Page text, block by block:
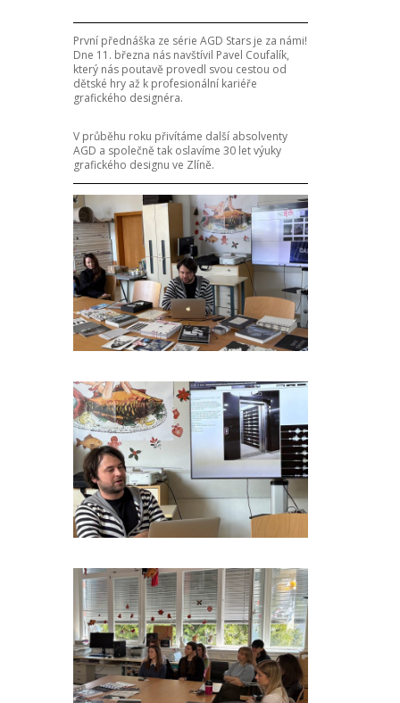
První přednáška ze série AGD Stars je za námi!
Dne 11. března nás navštívil Pavel Coufalík,
který nás poutavě provedl svou cestou od
dětské hry až k profesionální kariéře
grafického designéra.
V průběhu roku přivítáme další absolventy
AGD a společně tak oslavíme 30 let výuky
grafického designu ve Zlíně.